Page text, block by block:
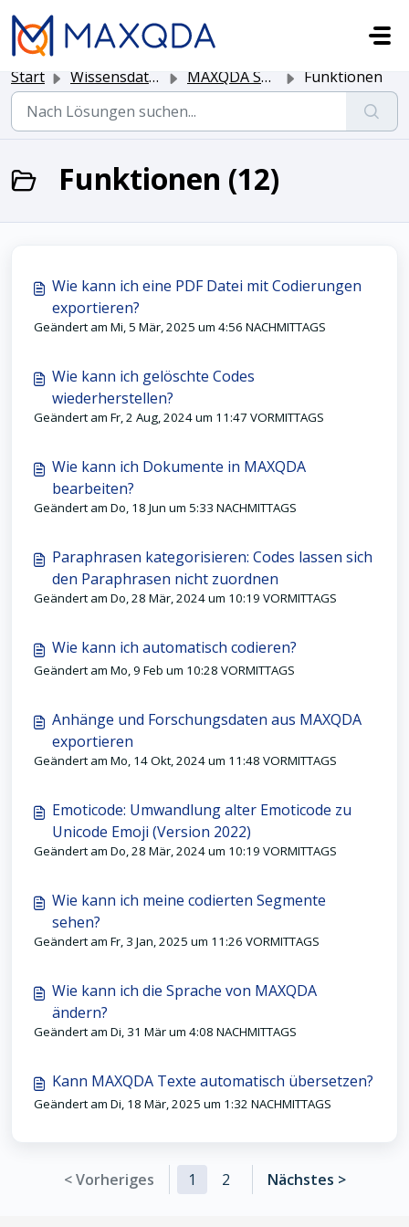
Zum hauptsächlichen Inhalt gehen
Start Wissensdatenbank MAXQDA Software Funktionen
Funktionen (12)
Wie kann ich eine PDF Datei mit Codierungen
exportieren?
Geändert am Mi, 5 Mär, 2025 um 4:56 NACHMITTAGS
Wie kann ich gelöschte Codes
wiederherstellen?
Geändert am Fr, 2 Aug, 2024 um 11:47 VORMITTAGS
Wie kann ich Dokumente in MAXQDA
bearbeiten?
Geändert am Do, 18 Jun um 5:33 NACHMITTAGS
Paraphrasen kategorisieren: Codes lassen sich
den Paraphrasen nicht zuordnen
Geändert am Do, 28 Mär, 2024 um 10:19 VORMITTAGS
Wie kann ich automatisch codieren?
Geändert am Mo, 9 Feb um 10:28 VORMITTAGS
Anhänge und Forschungsdaten aus MAXQDA
exportieren
Geändert am Mo, 14 Okt, 2024 um 11:48 VORMITTAGS
Emoticode: Umwandlung alter Emoticode zu
Unicode Emoji (Version 2022)
Geändert am Do, 28 Mär, 2024 um 10:19 VORMITTAGS
Wie kann ich meine codierten Segmente
sehen?
Geändert am Fr, 3 Jan, 2025 um 11:26 VORMITTAGS
Wie kann ich die Sprache von MAXQDA
ändern?
Geändert am Di, 31 Mär um 4:08 NACHMITTAGS
Kann MAXQDA Texte automatisch übersetzen?
Geändert am Di, 18 Mär, 2025 um 1:32 NACHMITTAGS
< Vorheriges 1 2 Nächstes >